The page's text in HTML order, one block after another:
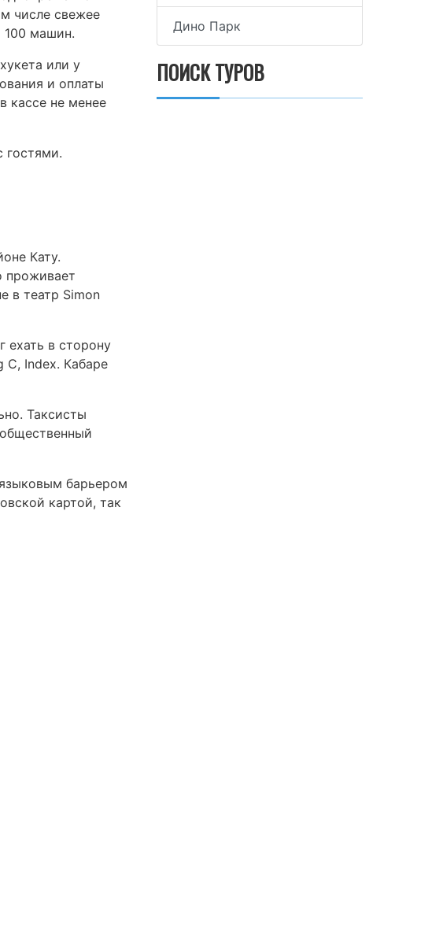
числе свежее
100 машин.
или у
и оплаты
кассе не менее
гостями.
Кату.
проживает
в театр Simon
ехать в сторону
C, Index. Кабаре
Таксисты
барьером
картой, так
Дино Парк
ПОИСК ТУРОВ